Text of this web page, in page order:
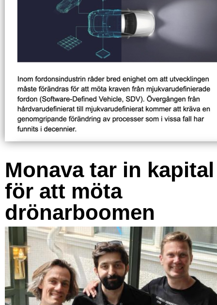
Monava tar in kapital
för att möta
drönarboomen